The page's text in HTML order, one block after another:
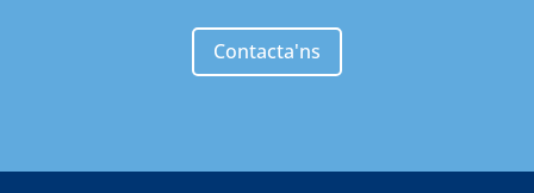
Contacta'ns